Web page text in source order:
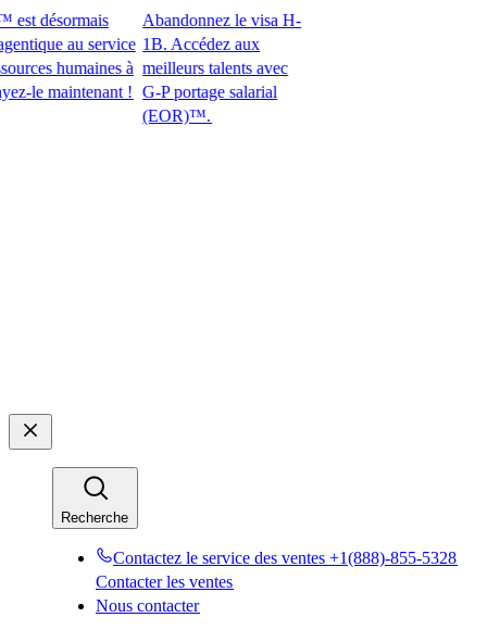
désormais
au service
humaines à
le maintenant !​​
Abandonnez le visa H-
1B. Accédez aux
meilleurs talents avec
G-P portage salarial
(EOR)™.​​
Recherche​​
Contactez le service des ventes +1(888)-855-5328​​
Contacter les ventes​​
Nous contacter​​